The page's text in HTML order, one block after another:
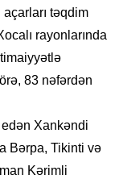
təqdim
rayonlarında
83 nəfərdən
edən Xankəndi
Bərpa, Tikinti və
Kərimli